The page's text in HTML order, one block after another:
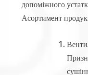
допоміжного
Асортимент